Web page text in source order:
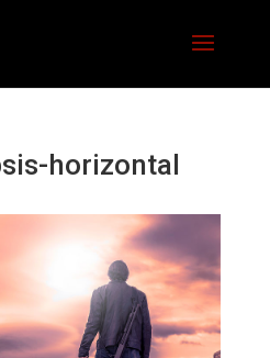
horizontal